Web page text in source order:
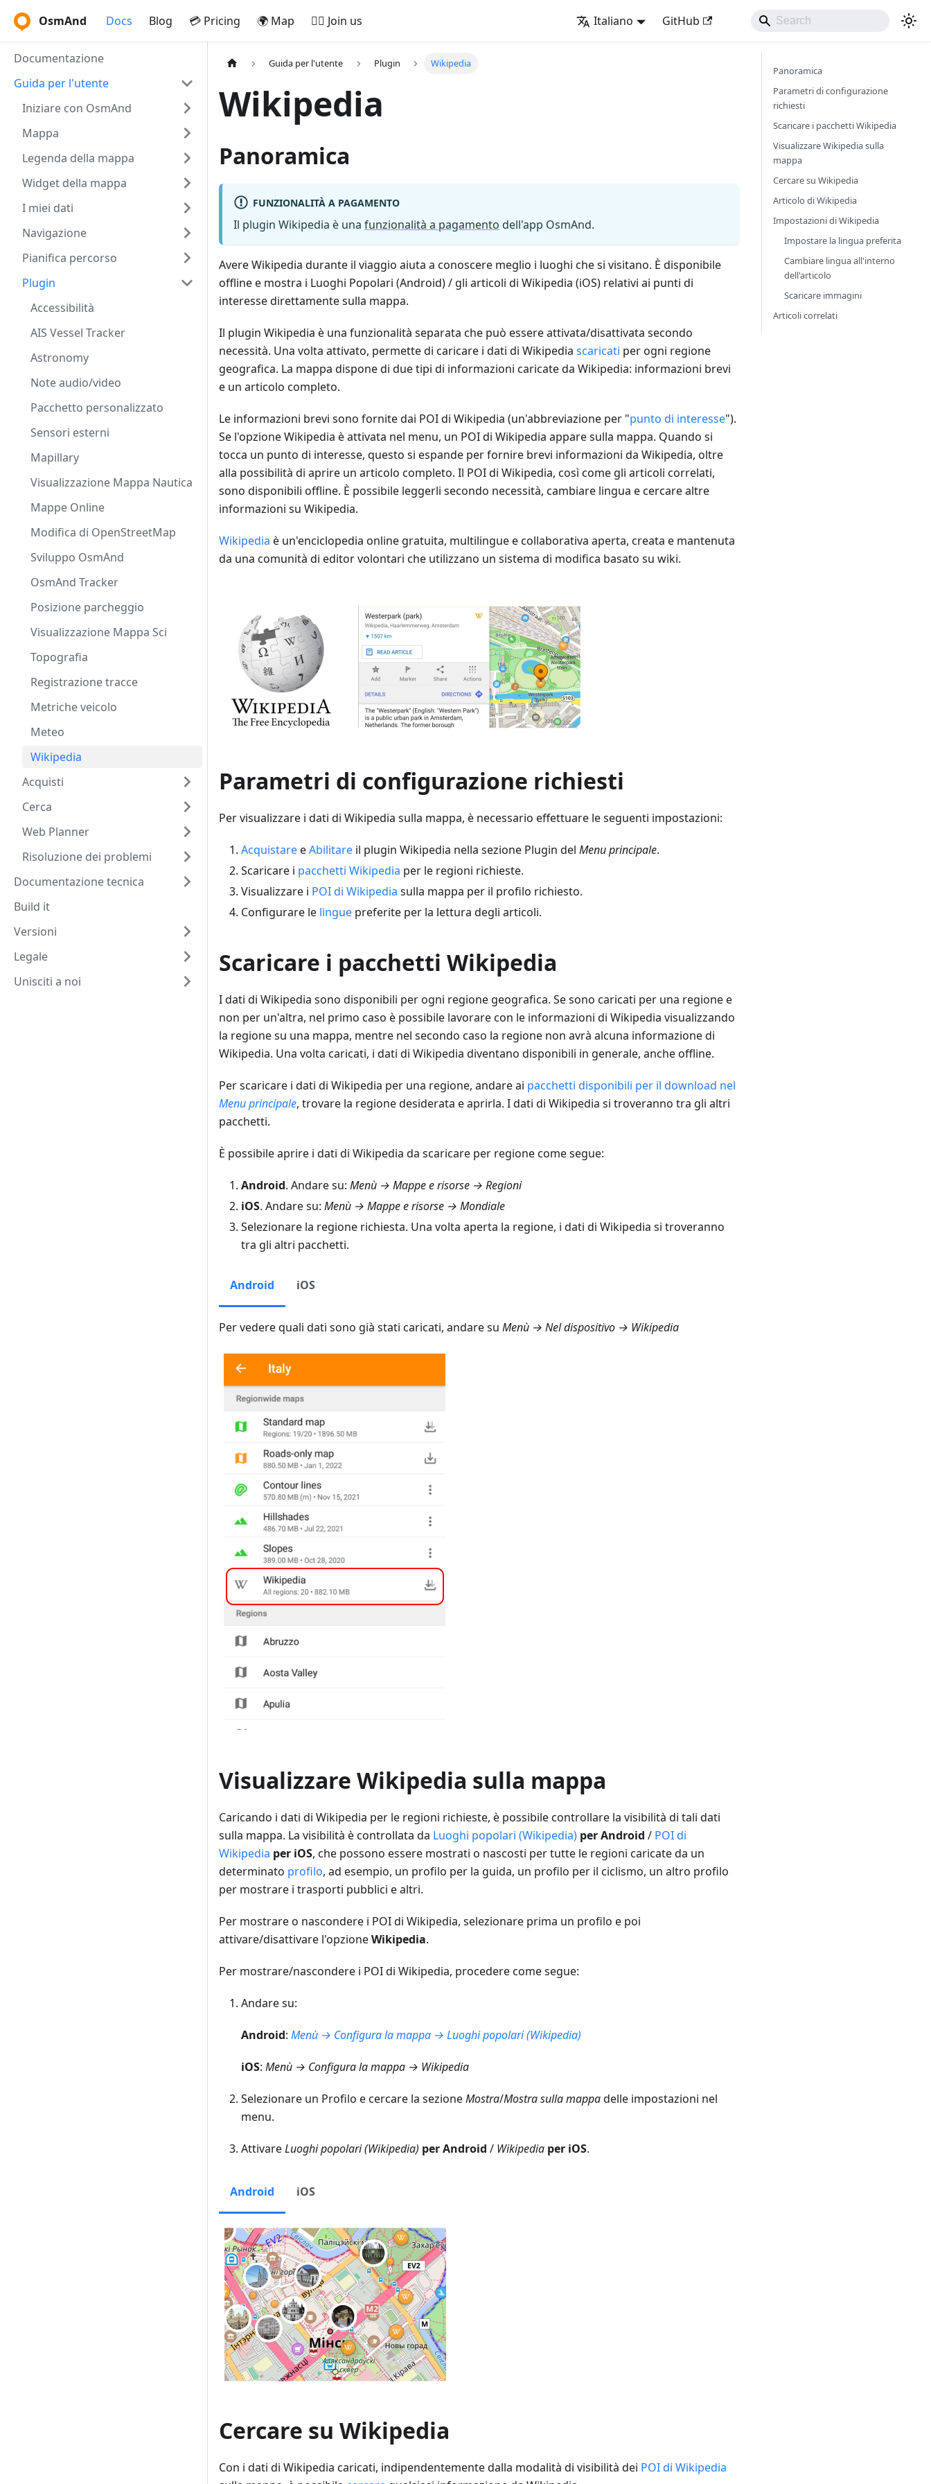
OsmAnd Docs Blog 💳 Pricing 🌍 Map 🚵‍♂️ Join us Italiano GitHub
Documentazione
Guida per l'utente
Iniziare con OsmAnd
Mappa
Legenda della mappa
Widget della mappa
I miei dati
Navigazione
Pianifica percorso
Plugin
Accessibilità
AIS Vessel Tracker
Astronomy
Note audio/video
Pacchetto personalizzato
Sensori esterni
Mapillary
Visualizzazione Mappa Nautica
Mappe Online
Modifica di OpenStreetMap
Sviluppo OsmAnd
OsmAnd Tracker
Posizione parcheggio
Visualizzazione Mappa Sci
Topografia
Registrazione tracce
Metriche veicolo
Meteo
Wikipedia
Acquisti
Cerca
Web Planner
Risoluzione dei problemi
Documentazione tecnica
Build it
Versioni
Legale
Unisciti a noi
Guida per l'utente Plugin Wikipedia
Wikipedia
Panoramica
FUNZIONALITÀ A PAGAMENTO
Il plugin Wikipedia è una funzionalità a pagamento dell'app OsmAnd.
Avere Wikipedia durante il viaggio aiuta a conoscere meglio i luoghi che si visitano. È disponibile
offline e mostra i Luoghi Popolari (Android) / gli articoli di Wikipedia (iOS) relativi ai punti di
interesse direttamente sulla mappa.
Il plugin Wikipedia è una funzionalità separata che può essere attivata/disattivata secondo
necessità. Una volta attivato, permette di caricare i dati di Wikipedia scaricati per ogni regione
geografica. La mappa dispone di due tipi di informazioni caricate da Wikipedia: informazioni brevi
e un articolo completo.
Le informazioni brevi sono fornite dai POI di Wikipedia (un'abbreviazione per "punto di interesse").
Se l'opzione Wikipedia è attivata nel menu, un POI di Wikipedia appare sulla mappa. Quando si
tocca un punto di interesse, questo si espande per fornire brevi informazioni da Wikipedia, oltre
alla possibilità di aprire un articolo completo. Il POI di Wikipedia, così come gli articoli correlati,
sono disponibili offline. È possibile leggerli secondo necessità, cambiare lingua e cercare altre
informazioni su Wikipedia.
Wikipedia è un'enciclopedia online gratuita, multilingue e collaborativa aperta, creata e mantenuta
da una comunità di editor volontari che utilizzano un sistema di modifica basato su wiki.
Parametri di configurazione richiesti
Per visualizzare i dati di Wikipedia sulla mappa, è necessario effettuare le seguenti impostazioni:
AcquistareeAbilitare il plugin Wikipedia nella sezione Plugin del Menu principale.
Scaricare i pacchetti Wikipedia per le regioni richieste.
Visualizzare i POI di Wikipedia sulla mappa per il profilo richiesto.
Configurare le lingue preferite per la lettura degli articoli.
Scaricare i pacchetti Wikipedia
I dati di Wikipedia sono disponibili per ogni regione geografica. Se sono caricati per una regione e
non per un'altra, nel primo caso è possibile lavorare con le informazioni di Wikipedia visualizzando
la regione su una mappa, mentre nel secondo caso la regione non avrà alcuna informazione di
Wikipedia. Una volta caricati, i dati di Wikipedia diventano disponibili in generale, anche offline.
Per scaricare i dati di Wikipedia per una regione, andare ai pacchetti disponibili per il download nel
Menu principale, trovare la regione desiderata e aprirla. I dati di Wikipedia si troveranno tra gli altri
pacchetti.
È possibile aprire i dati di Wikipedia da scaricare per regione come segue:
Android. Andare su: Menù → Mappe e risorse → Regioni
iOS. Andare su: Menù → Mappe e risorse → Mondiale
Selezionare la regione richiesta. Una volta aperta la regione, i dati di Wikipedia si troveranno
tra gli altri pacchetti.
Android iOS
Per vedere quali dati sono già stati caricati, andare su Menù → Nel dispositivo → Wikipedia
Visualizzare Wikipedia sulla mappa
Caricando i dati di Wikipedia per le regioni richieste, è possibile controllare la visibilità di tali dati
sulla mappa. La visibilità è controllata da Luoghi popolari (Wikipedia) per Android / POI di
Wikipedia per iOS, che possono essere mostrati o nascosti per tutte le regioni caricate da un
determinato profilo, ad esempio, un profilo per la guida, un profilo per il ciclismo, un altro profilo
per mostrare i trasporti pubblici e altri.
Per mostrare o nascondere i POI di Wikipedia, selezionare prima un profilo e poi
attivare/disattivare l'opzioneWikipedia.
Per mostrare/nascondere i POI di Wikipedia, procedere come segue:
Andare su:
Android: Menù → Configura la mappa → Luoghi popolari (Wikipedia)
iOS: Menù → Configura la mappa → Wikipedia
Selezionare un Profilo e cercare la sezioneMostra/Mostra sulla mappadelle impostazioni nel
menu.
AttivareLuoghi popolari (Wikipedia) per Android / Wikipedia per iOS.
Android iOS
Cercare su Wikipedia
Con i dati di Wikipedia caricati, indipendentemente dalla modalità di visibilità dei POI di Wikipedia
Panoramica
Parametri di configurazione
richiesti
Scaricare i pacchetti Wikipedia
Visualizzare Wikipedia sulla
mappa
Cercare su Wikipedia
Articolo di Wikipedia
Impostazioni di Wikipedia
Impostare la lingua preferita
Cambiare lingua all'interno
dell'articolo
Scaricare immagini
Articoli correlati